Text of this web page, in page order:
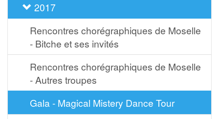
2017
Rencontres chorégraphiques de Moselle
- Bitche et ses invités
Rencontres chorégraphiques de Moselle
- Autres troupes
Gala - Magical Mistery Dance Tour